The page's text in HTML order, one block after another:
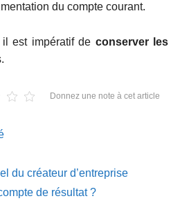
du compte courant.
est impératif de conserver les
Donnez une note à cet article
du créateur d’entreprise
de résultat ?